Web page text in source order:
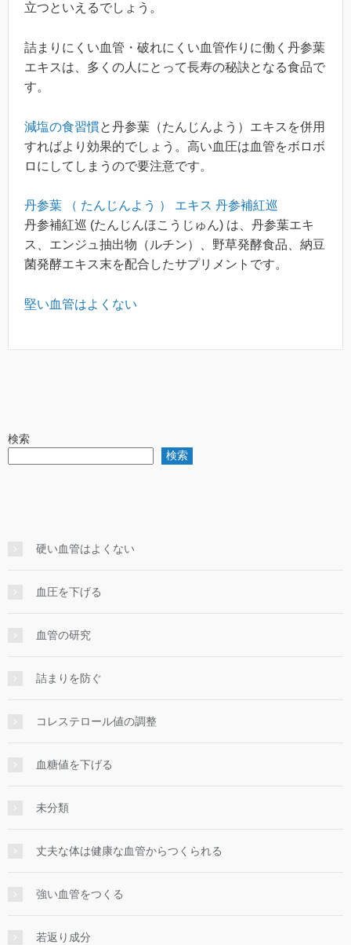
立つといえるでしょう。
詰まりにくい血管・破れにくい血管作りに働く丹参葉
エキスは、多くの人にとって長寿の秘訣となる食品で
す。
減塩の食習慣と丹参葉（たんじんよう）エキスを併用
すればより効果的でしょう。高い血圧は血管をボロボ
ロにしてしまうので要注意です。
丹参葉 （ たんじんよう ） エキス 丹参補紅巡
丹参補紅巡 (たんじんほこうじゅん) は、丹参葉エキ
ス、エンジュ抽出物（ルチン）、野草発酵食品、納豆
菌発酵エキス末を配合したサプリメントです。
堅い血管はよくない
検索
検索
硬い血管はよくない
血圧を下げる
血管の研究
詰まりを防ぐ
コレステロール値の調整
血糖値を下げる
未分類
丈夫な体は健康な血管からつくられる
強い血管をつくる
若返り成分